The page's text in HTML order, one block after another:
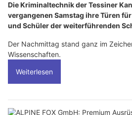
Die Kriminaltechnik der Tessiner
vergangenen Samstag ihre Türen
und Schüler der weiterführenden
Der Nachmittag stand ganz im
Wissenschaften.
Weiterlesen